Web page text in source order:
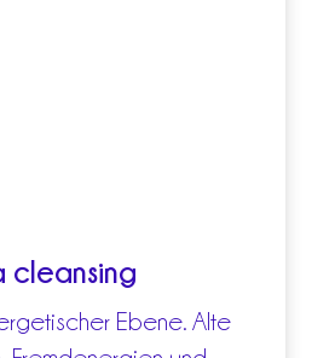
cleansing
Ebene. Alte